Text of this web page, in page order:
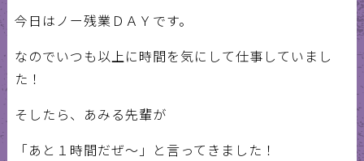
今日はノー残業ＤＡＹです。
なのでいつも以上に時間を気にして仕事していまし
た！
そしたら、あみる先輩が
「あと１時間だぜ～」と言ってきました！